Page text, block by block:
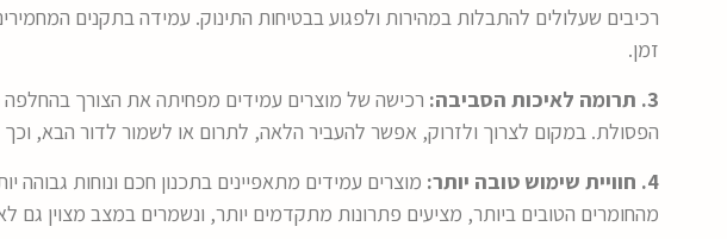
רכיבים שעלולים להתבלות במהירות ולפגוע בבטיחות התינוק. עמידה בתקנים
זמן.
3. תרומה לאיכות הסביבה:
רכישה של מוצרים עמידים מפחיתה את הצורך
הפסולת. במקום לצרוך ולזרוק, אפשר להעביר הלאה, לתרום או לשמור לדור הבא, וכך
4. חוויית שימוש טובה יותר:
מוצרים עמידים מתאפיינים בתכנון חכם ונוחות גבוהה
מהחומרים הטובים ביותר, מציעים פתרונות מתקדמים יותר, ונשמרים במצב מצוין גם